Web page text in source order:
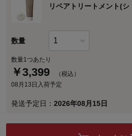
リペアトリートメント(
数量
数量1つあたり
￥3,399
（税込）
08月13日入荷予定
発送予定日： 2026年08月15日